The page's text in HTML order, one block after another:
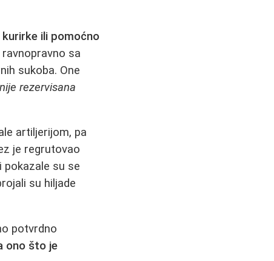
kurirke ili pomoćno
sa
sukoba. One
rezervisana
artiljerijom, pa
je regrutovao
pokazale su se
su hiljade
potvrdno
ono što je